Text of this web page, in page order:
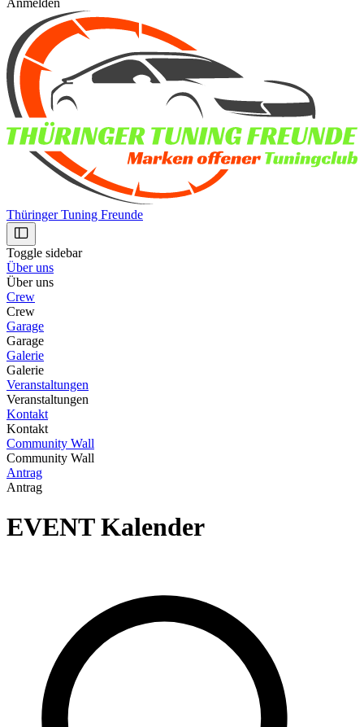
Anmelden
Thüringer Tuning Freunde
Toggle sidebar
Über uns
Über uns
Crew
Crew
Garage
Garage
Galerie
Galerie
Veranstaltungen
Veranstaltungen
Kontakt
Kontakt
Community Wall
Community Wall
Antrag
Antrag
EVENTKalender